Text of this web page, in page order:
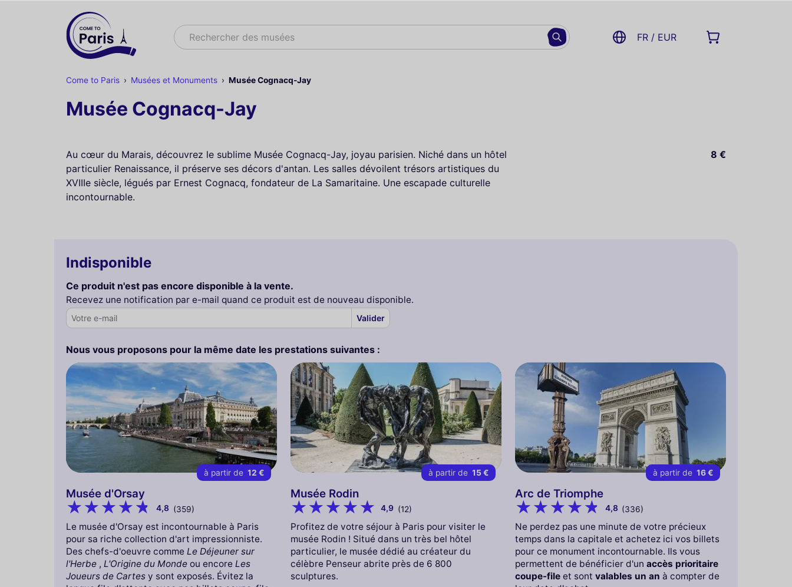
Rechercher
Rechercher des musées FR / EUR
Come to Paris Musées et Monuments Musée Cognacq-Jay
Musée Cognacq-Jay
Au cœur du Marais, découvrez le sublime Musée Cognacq-Jay, joyau parisien. Niché dans un hôtel
particulier Renaissance, il préserve ses décors d'antan. Les salles dévoilent trésors artistiques du
XVIIIe siècle, légués par Ernest Cognacq, fondateur de La Samaritaine. Une escapade culturelle
incontournable.
8 €
Indisponible
Ce produit n'est pas encore disponible à la vente.
Recevez une notification par e-mail quand ce produit est de nouveau disponible.
Valider
Nous vous proposons pour la même date les prestations suivantes :
à partir de 12 €
Musée d'Orsay
4,8 (359)
Le musée d'Orsay est incontournable à Paris
pour sa riche collection d'art impressionniste.
Des chefs-d'oeuvre comme Le Déjeuner sur
l'Herbe , L'Origine du Monde ou encore Les
Joueurs de Cartes y sont exposés. Évitez la
à partir de 15 €
Musée Rodin
4,9 (12)
Profitez de votre séjour à Paris pour visiter le
musée Rodin ! Situé dans un très bel hôtel
particulier, le musée dédié au créateur du
célèbre Penseur abrite près de 6 800
sculptures.
à partir de 16 €
Arc de Triomphe
4,8 (336)
Ne perdez pas une minute de votre précieux
temps dans la capitale et achetez ici vos billets
pour ce monument incontournable. Ils vous
permettent de bénéficier d'un accès prioritaire
coupe-fileet sont valables un an à compter de